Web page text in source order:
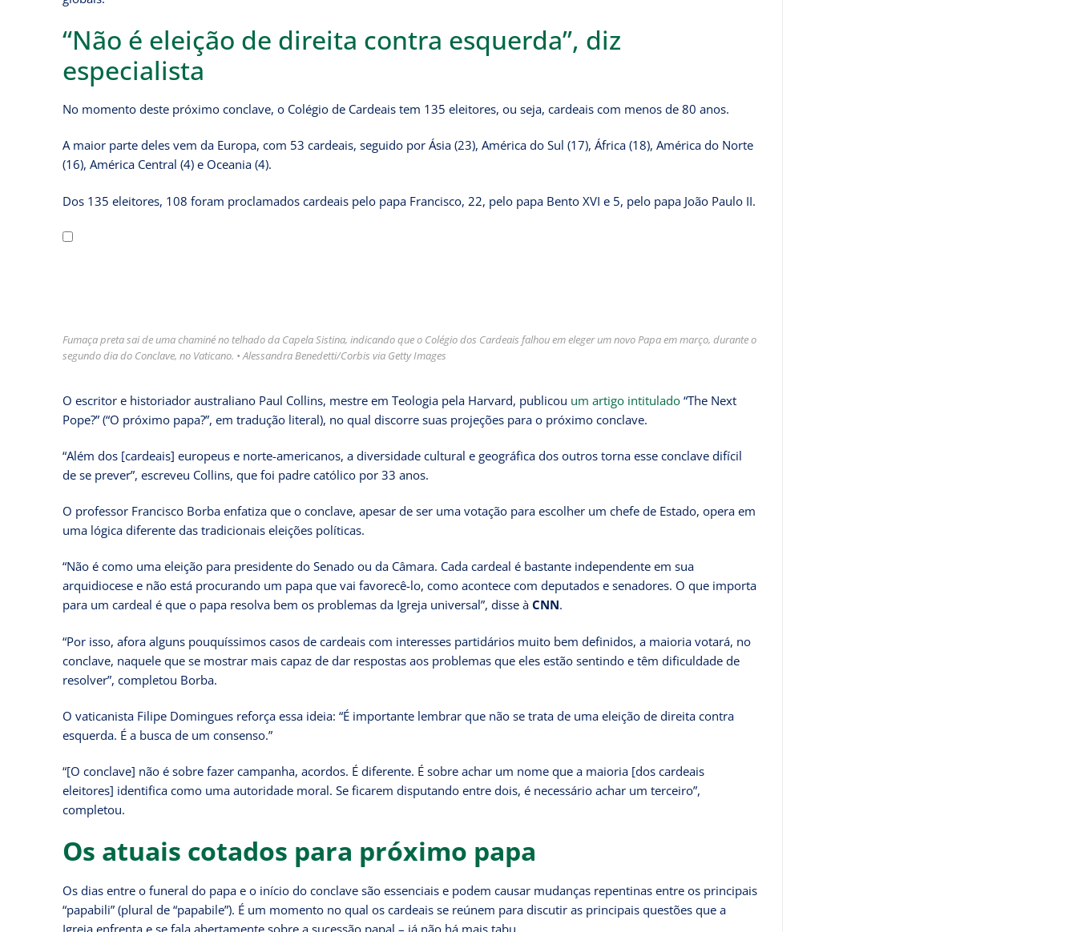
“Não é eleição de direita contra esquerda”, diz
especialista
No momento deste próximo conclave, o Colégio de Cardeais tem 135 eleitores, ou seja, cardeais com menos de 80 anos.
A maior parte deles vem da Europa, com 53 cardeais, seguido por Ásia (23), América do Sul (17), África (18), América do Norte
(16), América Central (4) e Oceania (4).
Dos 135 eleitores, 108 foram proclamados cardeais pelo papa Francisco, 22, pelo papa Bento XVI e 5, pelo papa João Paulo II.
Fumaça preta sai de uma chaminé no telhado da Capela Sistina, indicando que o Colégio dos Cardeais falhou em eleger um novo Papa em março, durante o
segundo dia do Conclave, no Vaticano. • Alessandra Benedetti/Corbis via Getty Images
O escritor e historiador australiano Paul Collins, mestre em Teologia pela Harvard, publicou um artigo intitulado “The Next
Pope?” (“O próximo papa?”, em tradução literal), no qual discorre suas projeções para o próximo conclave.
“Além dos [cardeais] europeus e norte-americanos, a diversidade cultural e geográfica dos outros torna esse conclave difícil
de se prever”, escreveu Collins, que foi padre católico por 33 anos.
O professor Francisco Borba enfatiza que o conclave, apesar de ser uma votação para escolher um chefe de Estado, opera em
uma lógica diferente das tradicionais eleições políticas.
“Não é como uma eleição para presidente do Senado ou da Câmara. Cada cardeal é bastante independente em sua
arquidiocese e não está procurando um papa que vai favorecê-lo, como acontece com deputados e senadores. O que importa
para um cardeal é que o papa resolva bem os problemas da Igreja universal”, disse à CNN.
“Por isso, afora alguns pouquíssimos casos de cardeais com interesses partidários muito bem definidos, a maioria votará, no
conclave, naquele que se mostrar mais capaz de dar respostas aos problemas que eles estão sentindo e têm dificuldade de
resolver”, completou Borba.
O vaticanista Filipe Domingues reforça essa ideia: “É importante lembrar que não se trata de uma eleição de direita contra
esquerda. É a busca de um consenso.”
“[O conclave] não é sobre fazer campanha, acordos. É diferente. É sobre achar um nome que a maioria [dos cardeais
eleitores] identifica como uma autoridade moral. Se ficarem disputando entre dois, é necessário achar um terceiro”,
completou.
Os atuais cotados para próximo papa
Os dias entre o funeral do papa e o início do conclave são essenciais e podem causar mudanças repentinas entre os principais
“papabili” (plural de “papabile”). É um momento no qual os cardeais se reúnem para discutir as principais questões que a
Igreja enfrenta e se fala abertamente sobre a sucessão papal – já não há mais tabu.